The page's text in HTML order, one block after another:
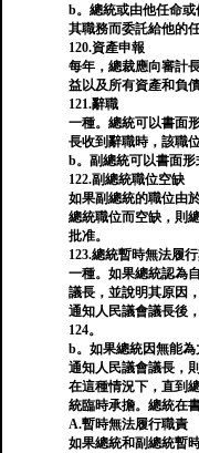
b。總統或由他任命
其職務而委託給他的
120.資產申報
每年，總裁應向審計
益以及所有資產和負債
121.辭職
一種。總統可以書面
長收到辭職時，該職位
b。副總統可以書面形
122.副總統職位空缺
如果副總統的職位由
總統職位而空缺，則
批准。
123.總統暫時無法履
一種。如果總統認為
議長，並說明其原因
通知人民議會議長後
124。
b。如果總統因無能
通知人民議會議長，
在這種情況下，直到
統臨時承擔。總統在
A.暫時無法履行職責
如果總統和副總統暫